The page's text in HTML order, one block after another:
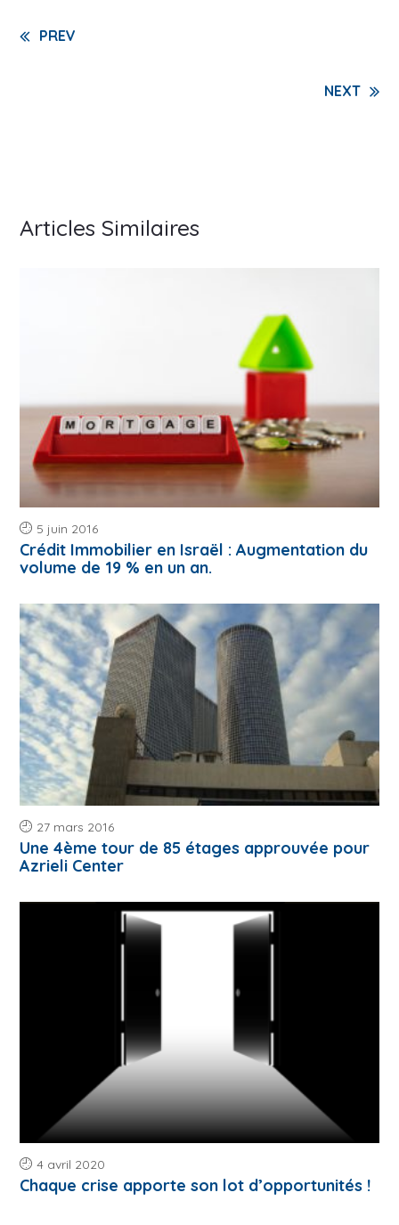
Continue
PREV
NEXT
Articles Similaires
5 juin 2016
Crédit Immobilier en Israël : Augmentation du
volume de 19 % en un an.
27 mars 2016
Une 4ème tour de 85 étages approuvée pour
Azrieli Center
4 avril 2020
Chaque crise apporte son lot d’opportunités !